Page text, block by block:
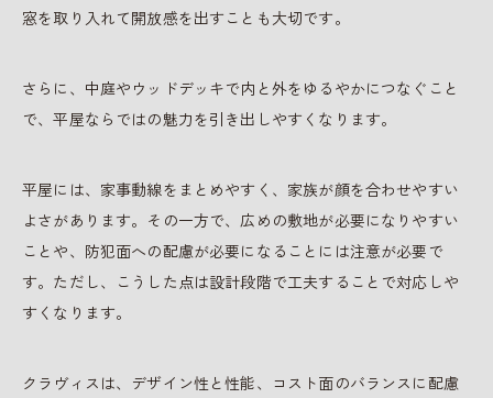
窓を取り入れて開放感を出すことも大切です。
さらに、中庭やウッドデッキで内と外をゆるやかにつなぐこと
で、平屋ならではの魅力を引き出しやすくなります。
平屋には、家事動線をまとめやすく、家族が顔を合わせやすい
よさがあります。その一方で、広めの敷地が必要になりやすい
ことや、防犯面への配慮が必要になることには注意が必要で
す。ただし、こうした点は設計段階で工夫することで対応しや
すくなります。
クラヴィスは、デザイン性と性能、コスト面のバランスに配慮